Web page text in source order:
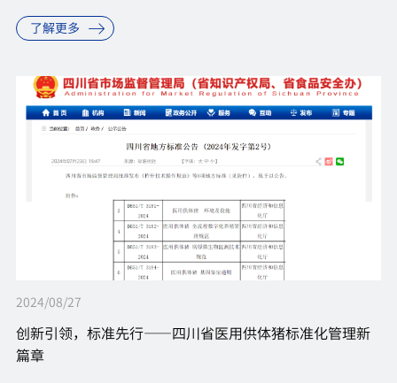
研发和创新的认可，同时...
了解更多
2024/08/27
创新引领，标准先行——四川省医用供体猪标准化管理新
篇章